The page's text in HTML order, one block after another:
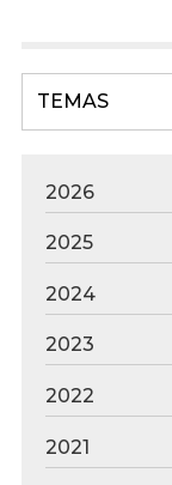
TEMAS
2026
2025
2024
2023
2022
2021